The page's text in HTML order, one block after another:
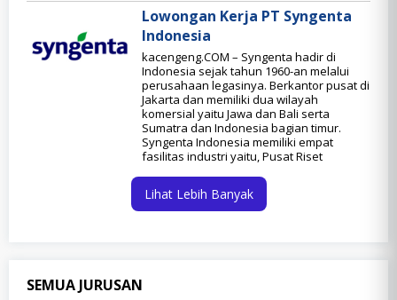
SEMUA JURUSAN
Lowongan Kerja PT Syngenta
Indonesia
kacengeng.COM – Syngenta hadir di
Indonesia sejak tahun 1960-an melalui
perusahaan legasinya. Berkantor pusat di
Jakarta dan memiliki dua wilayah
komersial yaitu Jawa dan Bali serta
Sumatra dan Indonesia bagian timur.
Syngenta Indonesia memiliki empat
fasilitas industri yaitu, Pusat Riset
Lihat Lebih Banyak